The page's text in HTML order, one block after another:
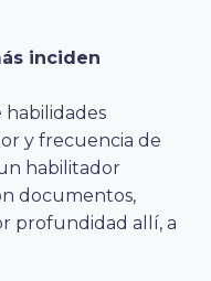
inciden
y frecuencia de
habilitador
documentos,
profundidad allí, a